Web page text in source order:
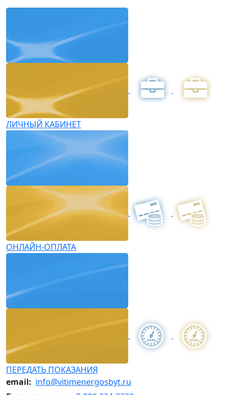
ЛИЧНЫЙ КАБИНЕТ
ОНЛАЙН-ОПЛАТА
ПЕРЕДАТЬ ПОКАЗАНИЯ
email: info@vitimenergosbyt.ru